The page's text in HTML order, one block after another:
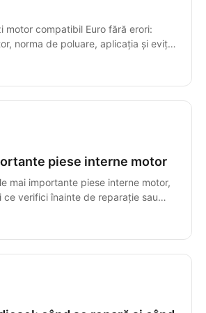
motor compatibil Euro fără erori:
norma de poluare, aplicația și eviți
piese interne motor
mai importante piese interne motor,
ce verifici înainte de reparație sau